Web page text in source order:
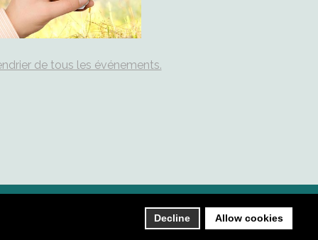
Decline Allow cookies
de tous les événements.
Plan du site Contact